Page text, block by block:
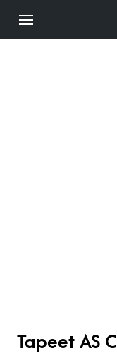
Tapeet AS